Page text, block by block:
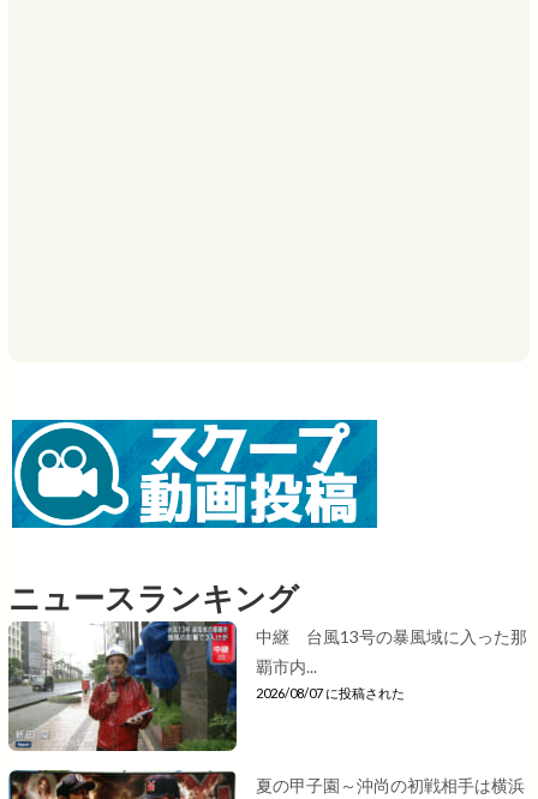
ニュースランキング
中継 台風13号の暴風域に入った那
覇市内...
2026/08/07 に投稿された
夏の甲子園～沖尚の初戦相手は横浜